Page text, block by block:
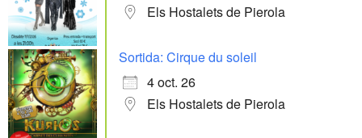
Els Hostalets de Pierola
Sortida: Cirque du soleil
4 oct. 26
Els Hostalets de Pierola